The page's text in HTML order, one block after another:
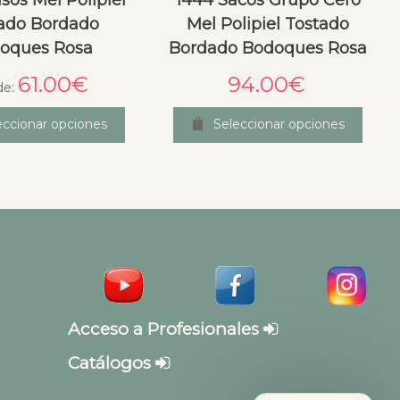
Bordado
Rosa
61.00€
opciones
Mel Polipiel Tostado
Bordado Bodoques Rosa
94.00€
Seleccionar opciones
Acceso a Profesionales
Catálogos